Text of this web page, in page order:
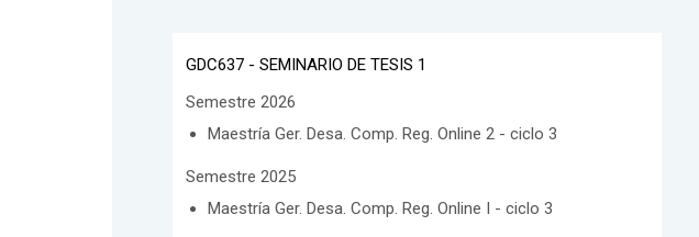
GDC637 - SEMINARIO DE TESIS 1
Semestre 2026
Maestría Ger. Desa. Comp. Reg. Online 2 - ciclo 3
Semestre 2025
Maestría Ger. Desa. Comp. Reg. Online I - ciclo 3